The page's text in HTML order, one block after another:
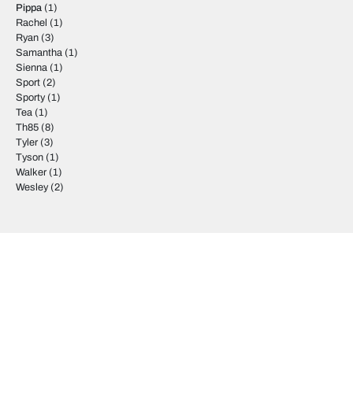
Pippa (1)
Rachel (1)
Ryan (3)
Samantha (1)
Sienna (1)
Sport (2)
Sporty(1)
Tea (1)
Th85 (8)
Tyler (3)
Tyson (1)
Walker (1)
Wesley(2)